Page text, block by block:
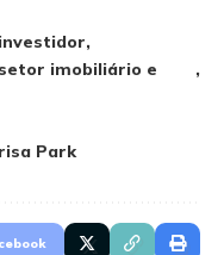
imobiliário e
Park